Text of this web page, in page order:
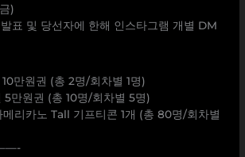
)
표 및 당선자에 한해 인스타그램 개별 DM
만원권 (총 2명/회차별 1명)
5만원권 (총 10명/회차별 5명)
메리카노 Tall 기프티콘 1개 (총 80명/회차별